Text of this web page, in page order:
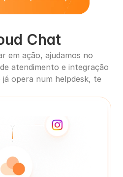
Chat
em ação, ajudamos no
atendimento e integração
já opera num helpdesk, te